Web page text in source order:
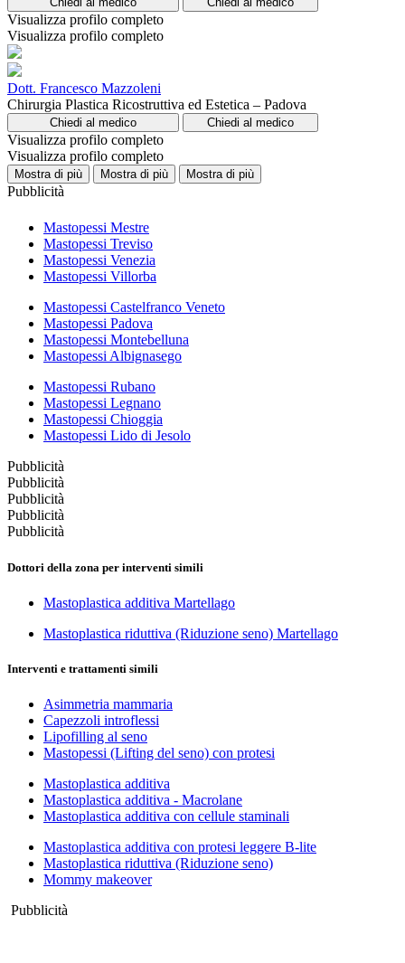
Visualizza profilo completo
Visualizza profilo completo
Dott. Francesco Mazzoleni
Chirurgia Plastica Ricostruttiva ed Estetica – Padova
Chiedi al medico Chiedi al medico
Visualizza profilo completo
Visualizza profilo completo
Mostra di più Mostra di più Mostra di più
Pubblicità
Mastopessi Mestre
Mastopessi Treviso
Mastopessi Venezia
Mastopessi Villorba
Mastopessi Castelfranco Veneto
Mastopessi Padova
Mastopessi Montebelluna
Mastopessi Albignasego
Mastopessi Rubano
Mastopessi Legnano
Mastopessi Chioggia
Mastopessi Lido di Jesolo
Pubblicità
Pubblicità
Pubblicità
Pubblicità
Pubblicità
Dottori della zona per interventi simili
Mastoplastica additiva Martellago
Mastoplastica riduttiva (Riduzione seno) Martellago
Interventi e trattamenti simili
Asimmetria mammaria
Capezzoli introflessi
Lipofilling al seno
Mastopessi (Lifting del seno) con protesi
Mastoplastica additiva
Mastoplastica additiva - Macrolane
Mastoplastica additiva con cellule staminali
Mastoplastica additiva con protesi leggere B-lite
Mastoplastica riduttiva (Riduzione seno)
Mommy makeover
Pubblicità